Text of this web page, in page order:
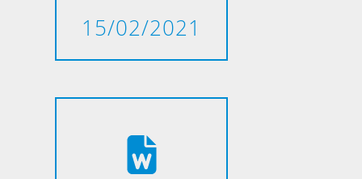
15/02/2021